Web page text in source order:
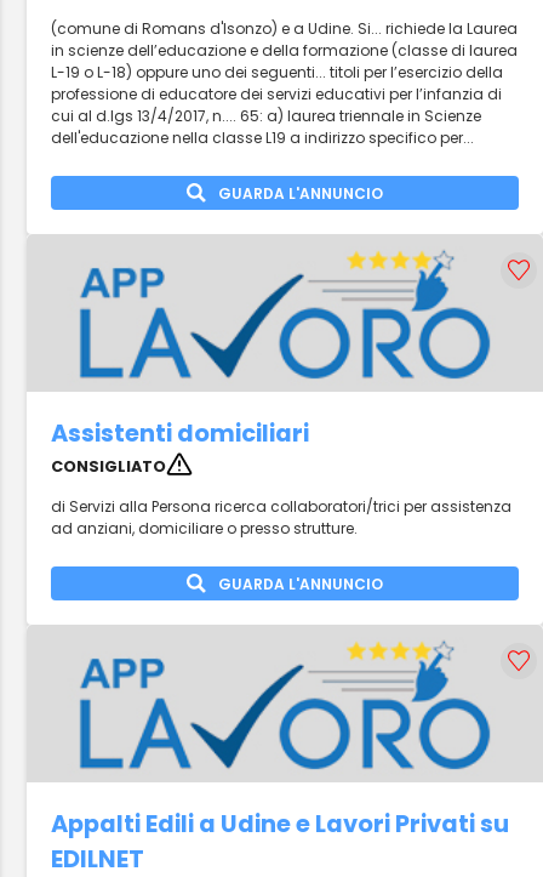
(comune di Romans d'Isonzo) e a Udine. Si... richiede la Laurea
in scienze dell’educazione e della formazione (classe di laurea
L-19 o L-18) oppure uno dei seguenti... titoli per l’esercizio della
professione di educatore dei servizi educativi per l’infanzia di
cui al d.lgs 13/4/2017, n.... 65: a) laurea triennale in Scienze
dell'educazione nella classe L19 a indirizzo specifico per...
GUARDA L'ANNUNCIO
Assistenti domiciliari
CONSIGLIATO
di Servizi alla Persona ricerca collaboratori/trici per assistenza
ad anziani, domiciliare o presso strutture.
GUARDA L'ANNUNCIO
Appalti Edili a Udine e Lavori Privati su
EDILNET